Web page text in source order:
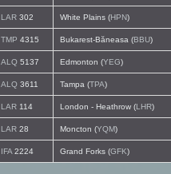
LAR 302 White Plains (HPN)
TMP 4315 Bukarest-Băneasa (BBU)
ALQ 5137 Edmonton (YEG)
ALQ 3611 Tampa (TPA)
LAR 114 London - Heathrow (LHR)
LAR 28 Moncton (YQM)
IFA 2224 Grand Forks (GFK)